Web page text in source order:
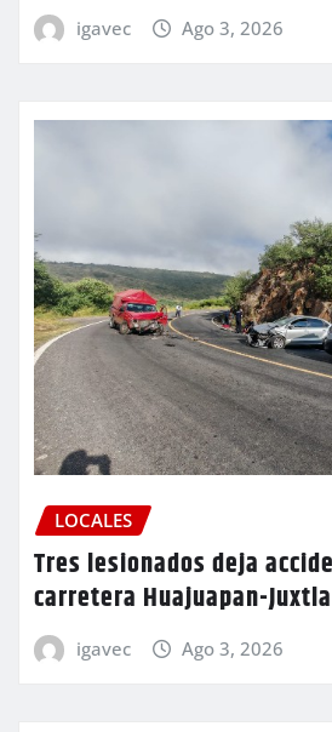
igavec Ago 3, 2026
LOCALES
Tres lesionados deja
carretera Huajuapan-
igavec Ago 3, 2026